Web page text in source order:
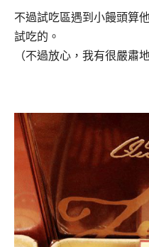
不過試吃區遇到小饅頭算
試吃的。
（不過放心，我有很嚴肅